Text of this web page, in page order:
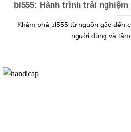
bl555: Hành trình trải
Khám phá bl555 từ nguồn gốc đến
người dùng và